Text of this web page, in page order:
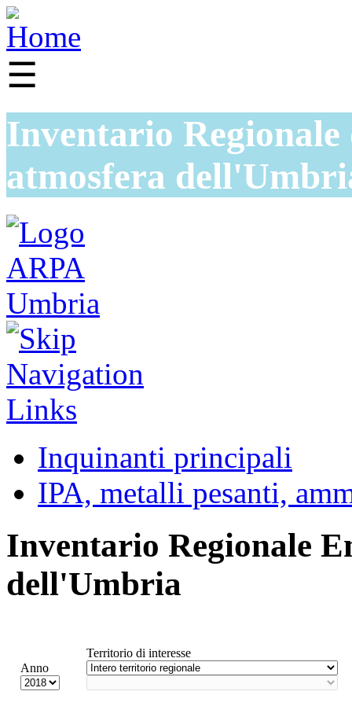
☰
Inventario
atmosfera
Inquinanti principali
IPA, metalli pesanti,
Inventario Regionale
dell'Umbria
Anno
Territorio di interesse